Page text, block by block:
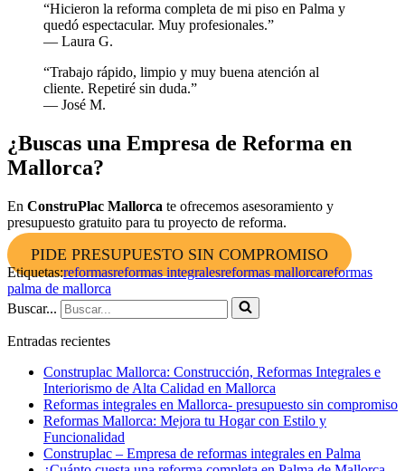
“Hicieron la reforma completa de mi piso en Palma y
quedó espectacular. Muy profesionales.”
— Laura G.
“Trabajo rápido, limpio y muy buena atención al
cliente. Repetiré sin duda.”
— José M.
¿Buscas una Empresa de Reforma en
Mallorca?
En ConstruPlac Mallorca te ofrecemos asesoramiento y
presupuesto gratuito para tu proyecto de reforma.
PIDE PRESUPUESTO SIN COMPROMISO
Etiquetas:reformasreformas integralesreformas mallorcareformas
palma de mallorca
Buscar...
Entradas recientes
Construplac Mallorca: Construcción, Reformas Integrales e
Interiorismo de Alta Calidad en Mallorca
Reformas integrales en Mallorca- presupuesto sin compromiso
Reformas Mallorca: Mejora tu Hogar con Estilo y
Funcionalidad
Construplac – Empresa de reformas integrales en Palma